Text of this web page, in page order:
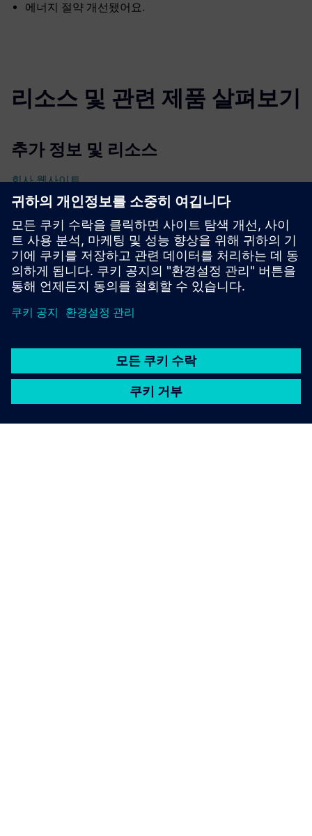
에너지 절약 개선됐어요.
리소스 및 관련 제품 살펴보기
추가 정보 및 리소스
회사 웹사이트
선행 조건
통합 서비스를 위해 설치된 단일 및 다중 시스템에서 데이터
액세스